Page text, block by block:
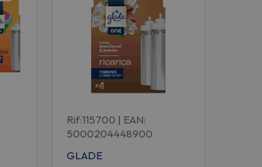
Rif:115700 | EAN:
5000204448900
GLADE